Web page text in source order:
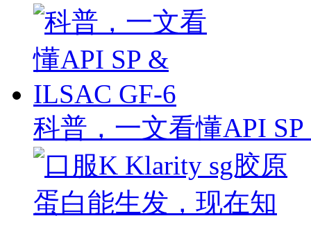
科普，一文看懂API